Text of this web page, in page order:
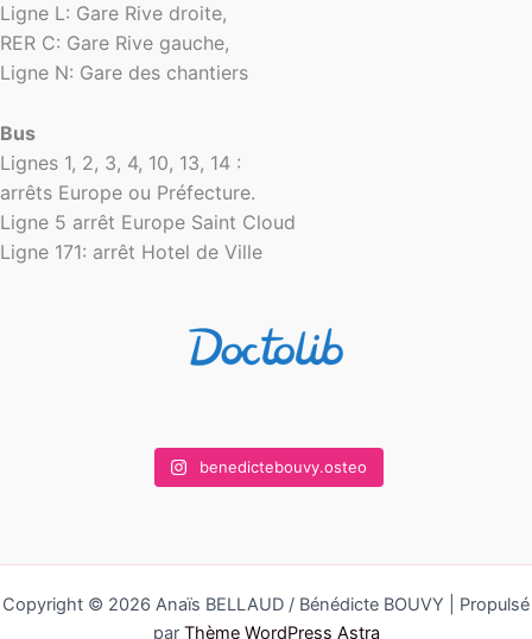
Ligne L: Gare Rive droite,
RER C: Gare Rive gauche,
Ligne N: Gare des chantiers
Bus
Lignes 1, 2, 3, 4, 10, 13, 14 :
arrêts Europe ou Préfecture.
Ligne 5 arrêt Europe Saint Cloud
Ligne 171: arrêt Hotel de Ville
benedictebouvy.osteo
Copyright © 2026 Anaïs BELLAUD / Bénédicte BOUVY | Propulsé
par Thème WordPress Astra